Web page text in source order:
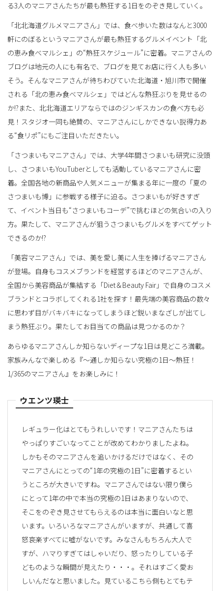
る3人のマニアさんたちが最も熱狂する1日をのぞき見していく。
「北北海道グルメマニアさん」では、食べ歩いた数はなんと3000
軒にのぼるというマニアさんが最も熱狂するグルメイベント「北
の恵み食べマルシェ」の“熱狂スケジュール”に密着。マニアさんの
ブログは地元の人にも有名で、ブログを見てお店に行く人も多い
そう。そんなマニアさんが待ちわびていた北海道・旭川市で開催
される「北の恵み食べマルシェ」ではどんな熱狂ぶりを見せるの
か!?また、北北海道エリアならではのジンギスカンの食べ方も必
見！スタジオ一同も絶賛の、マニアさんにしかできない説得力あ
る“食リポ”にもご注目いただきたい。
「さつまいもマニアさん」では、大学4年間さつまいも研究に没頭
し、さつまいもYouTuberとしても活動しているマニアさんに密
着。全国各地の新商品や人気メニューが集まる年に一度の「夏の
さつまいも博」に参戦する様子に迫る。さつまいもが好きすぎ
て、イベント当日も“さつまいもコーデ”で挑むほどの気合いの入り
方。果たして、マニアさんが狙うさつまいもグルメをすべてゲット
できるのか!?
「美容マニアさん」では、美を愛し美に人生を捧げるマニアさん
が登場。自身もコスメブランドを経営するほどのマニアさんが、
全国から美容商品が集結する「Diet＆Beauty Fair」で自身のコスメ
ブランドとコラボしてくれる1社を探す！最先端の美容商品の数々
に思わず目がバキバキになってしまうほど鋭いまなざしが出てし
まう熱狂ぶり。果たしてお目当ての商品は見つかるのか？
あらゆるマニアさんしか知らないディープな1日は見どころ満載。
家族みんなで楽しめる『～通しか知らない究極の1日～熱狂！
1/365のマニアさん』をお楽しみに！
ウエンツ瑛士
レギュラー化はとてもうれしいです！マニアさんたちは
やっぱりすごいなってことが改めてわかりましたよね。
しかもそのマニアさんを追いかけるだけではなく、その
マニアさんにとっての“1年の究極の1日”に密着するとい
うところが大きいですね。マニアさんではない限り僕ら
にとって1年の中で本当の究極の1日はあまりないので、
そこをのぞき見させてもらえるのは本当に面白いなと思
います。いろいろなマニアさんがいますが、共通して喜
怒哀楽すべてに嘘がないです。みなさんもちろん大人で
すが、ハマりすぎてはしゃいだり、怒ったりしている子
どものような瞬間が見えたり・・・。それはすごく愛お
しいんだなと思いました。見ているこちら側もとてもテ